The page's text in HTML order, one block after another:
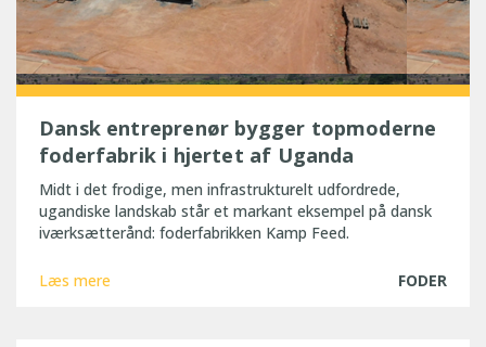
Dansk entreprenør bygger topmoderne
foderfabrik i hjertet af Uganda
Midt i det frodige, men infrastrukturelt udfordrede,
ugandiske landskab står et markant eksempel på dansk
iværksætterånd: foderfabrikken Kamp Feed.
Læs mere FODER